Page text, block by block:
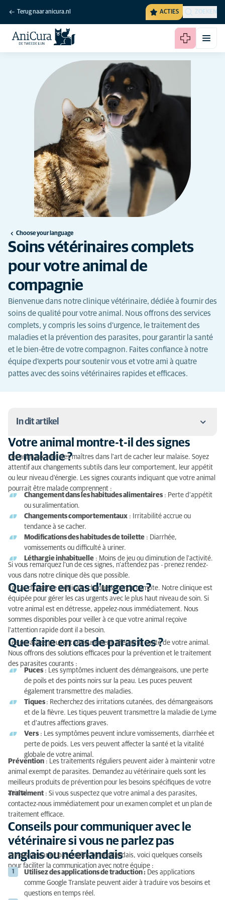
Terug naar anicura.nl ACTIES ZOEKEN
Choose your language
Soins vétérinaires complets
pour votre animal de
compagnie
Bienvenue dans notre clinique vétérinaire, dédiée à fournir des
soins de qualité pour votre animal. Nous offrons des services
complets, y compris les soins d'urgence, le traitement des
maladies et la prévention des parasites, pour garantir la santé
et le bien-être de votre compagnon. Faites confiance à notre
équipe d'experts pour soutenir vous et votre ami à quatre
pattes avec des soins vétérinaires rapides et efficaces.
In dit artikel
Votre animal montre-t-il des signes de maladie ?
Que faire en cas d'urgence ?
Que faire en cas de parasites ?
Conseils pour communiquer avec le vétérinaire si
vous ne parlez pas anglais ou néerlandais
Votre animal montre-t-il des signes
de maladie ?
Les animaux sont des maîtres dans l'art de cacher leur malaise. Soyez
attentif aux changements subtils dans leur comportement, leur appétit
ou leur niveau d'énergie. Les signes courants indiquant que votre animal
pourrait être malade comprennent :
Changement dans les habitudes alimentaires : Perte d'appétit
ou suralimentation.
Changements comportementaux : Irritabilité accrue ou
tendance à se cacher.
Modifications des habitudes de toilette : Diarrhée,
vomissements ou difficulté à uriner.
Léthargie inhabituelle : Moins de jeu ou diminution de l'activité.
Si vous remarquez l'un de ces signes, n'attendez pas - prenez rendez-
vous dans notre clinique dès que possible.
Que faire en cas d'urgence ?
En cas d'urgence médicale, chaque seconde compte. Notre clinique est
équipée pour gérer les cas urgents avec le plus haut niveau de soin. Si
votre animal est en détresse, appelez-nous immédiatement. Nous
sommes disponibles pour veiller à ce que votre animal reçoive
l'attention rapide dont il a besoin.
Que faire en cas de parasites ?
Les parasites peuvent sérieusement affecter la santé de votre animal.
Nous offrons des solutions efficaces pour la prévention et le traitement
des parasites courants :
Puces : Les symptômes incluent des démangeaisons, une perte
de poils et des points noirs sur la peau. Les puces peuvent
également transmettre des maladies.
Tiques : Recherchez des irritations cutanées, des démangeaisons
et de la fièvre. Les tiques peuvent transmettre la maladie de Lyme
et d'autres affections graves.
Vers : Les symptômes peuvent inclure vomissements, diarrhée et
perte de poids. Les vers peuvent affecter la santé et la vitalité
globale de votre animal.
Prévention : Les traitements réguliers peuvent aider à maintenir votre
animal exempt de parasites. Demandez au vétérinaire quels sont les
meilleurs produits de prévention pour les besoins spécifiques de votre
animal.
Traitement : Si vous suspectez que votre animal a des parasites,
contactez-nous immédiatement pour un examen complet et un plan de
traitement efficace.
Conseils pour communiquer avec le
vétérinaire si vous ne parlez pas
anglais ou néerlandais
Si vous ne parlez pas anglais ou néerlandais, voici quelques conseils
pour faciliter la communication avec notre équipe :
Utilisez des applications de traduction : Des applications
comme Google Translate peuvent aider à traduire vos besoins et
questions en temps réel.